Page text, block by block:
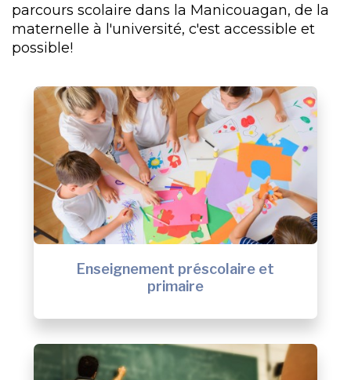
parcours scolaire dans la Manicouagan, de la
maternelle à l'université, c'est accessible et
possible!
Enseignement préscolaire et
primaire